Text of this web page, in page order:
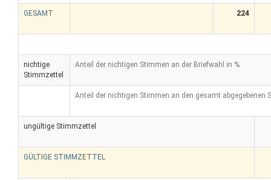
GESAMT 224
nichtige
Stimmzettel
Anteil der nichtigen Stimmen an der Briefwahl in %
Anteil der nichtigen Stimmen an den gesamt abgegebenen
ungültige Stimmzettel
GÜLTIGE STIMMZETTEL